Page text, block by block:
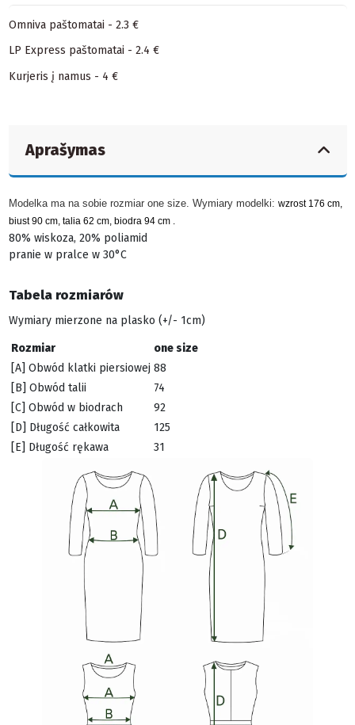
Omniva paštomatai - 2.3 €
LP Express paštomatai - 2.4 €
Kurjeris į namus - 4 €
Aprašymas
Modelka ma na sobie rozmiar one size. Wymiary modelki: wzrost 176 cm,
biust 90 cm, talia 62 cm, biodra 94 cm .
80% wiskoza, 20% poliamid
pranie w pralce w 30°C
Tabela rozmiarów
Wymiary mierzone na plasko (+/- 1cm)
Rozmiar
one size
[A] Obwód klatki piersiowej 88
[B] Obwód talii
74
[C] Obwód w biodrach
92
[D] Długość całkowita
125
[E] Długość rękawa
31